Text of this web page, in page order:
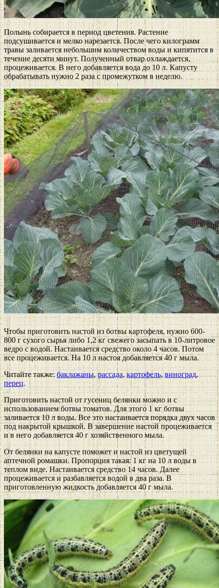
Полынь собирается в период цветения. Растение
подсушивается и мелко нарезается. После чего килограмм
травы заливается небольшим количеством воды и кипятится в
течение десяти минут. Полученный отвар охлаждается,
процеживается. В него добавляется вода до 10 л. Капусту
обрабатывать нужно 2 раза с промежутком в неделю.
Чтобы приготовить настой из ботвы картофеля, нужно 600-
800 г сухого сырья либо 1,2 кг свежего засыпать в 10-литровое
ведро с водой. Настаивается средство около 4 часов. Потом
все процеживается. На 10 л настоя добавляется 40 г мыла.
Читайте также:баклажаны,рассада,картофель,виноград,
перец.
Приготовить настой от гусениц белянки можно и с
использованием ботвы томатов. Для этого 1 кг ботвы
заливается 10 л воды. Все это настаивается порядка двух часов
под накрытой крышкой. В завершение настой процеживается
и в него добавляется 40 г хозяйственного мыла.
От белянки на капусте поможет и настой из цветущей
аптечной ромашки. Пропорция такая: 1 кг на 10 л воды в
теплом виде. Настаивается средство 14 часов. Далее
процеживается и разбавляется водой в два раза. В
приготовленную жидкость добавляется 40 г мыла.